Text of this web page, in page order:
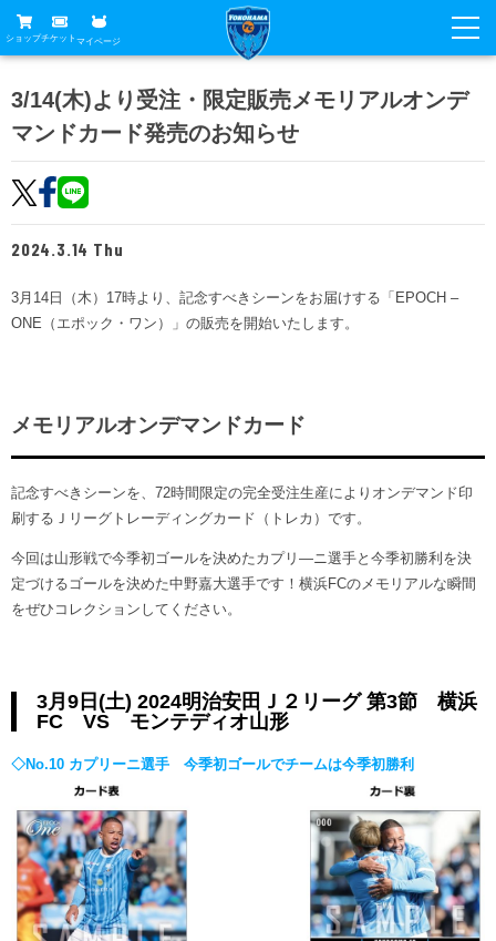
ショップチケット マイページ
グッズ
ホームタウン
トップチーム
メディア
試合
試合日程
チケット
チケットガイド
席種・価格表
チケット購入方法
ニッパツシート
チーム
選手・スタッフ
観戦ガイド
クラブ概要
フリ丸のページ
ヒストリー
サステナビリティ
ホームタウン活動
ゲームスチュワード
学生インターンシップ
ファン
クラブメンバー
スタータークラブ
スペシャルコンテンツ
育成ビジョン
試合日程・結果
アカデミー選手
フェニックスクラブ
チアスクール
パートナー一覧
お問い合わせ
3/14(木)より受注・限定販売メモリアルオンデ
マンドカード発売のお知らせ
2024.3.14 Thu
3月14日（木）17時より、記念すべきシーンをお届けする「EPOCH –
ONE（エポック・ワン）」の販売を開始いたします。
メモリアルオンデマンドカード
記念すべきシーンを、72時間限定の完全受注生産によりオンデマンド印
刷するＪリーグトレーディングカード（トレカ）です。
今回は山形戦で今季初ゴールを決めたカプリ―ニ選手と今季初勝利を決
定づけるゴールを決めた中野嘉大選手です！横浜FCのメモリアルな瞬間
をぜひコレクションしてください。
3月9日(土) 2024明治安田Ｊ２リーグ 第3節 横浜
FC VS モンテディオ山形
◇No.10 カプリーニ選手 今季初ゴールでチームは今季初勝利